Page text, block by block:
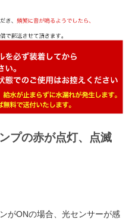
プの赤が点灯、点滅
がONの場合、光センサーが感